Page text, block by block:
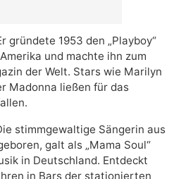
gründete 1953 den „Playboy“
und machte ihn zum
der Welt. Stars wie Marilyn
Madonna ließen für das
stimmgewaltige Sängerin aus
galt als „Mama Soul“
in Deutschland. Entdeckt
in Bars der stationierten